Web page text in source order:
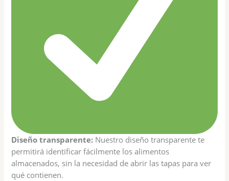
Diseño transparente: Nuestro diseño transparente te
permitirá identificar fácilmente los alimentos
almacenados, sin la necesidad de abrir las tapas para ver
qué contienen.